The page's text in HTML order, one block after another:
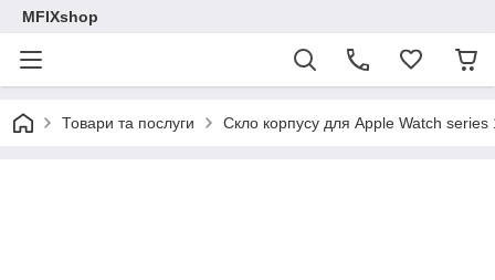
MFIXshop
Товари та послуги Скло корпусу для Apple Watch